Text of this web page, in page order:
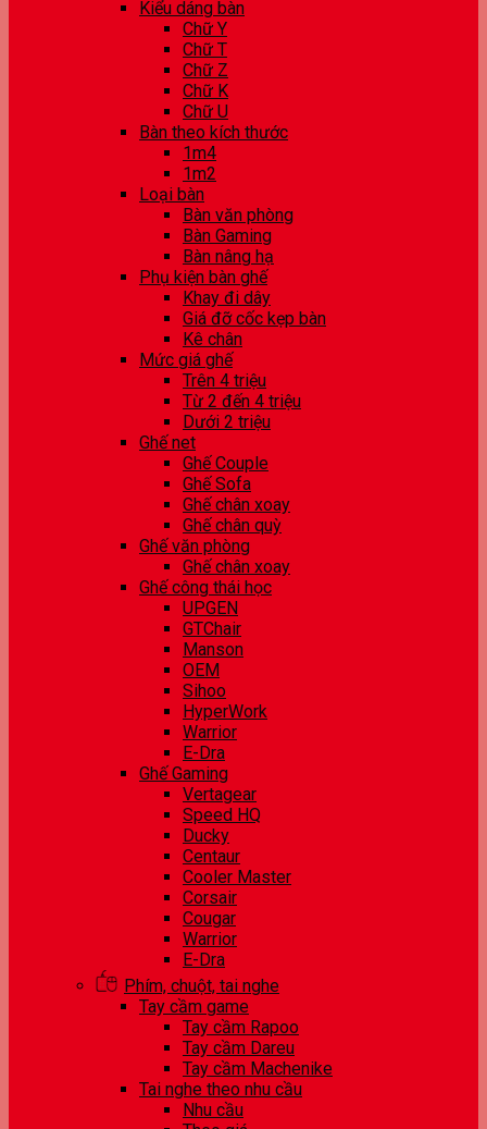
Kiểu dáng bàn
Chữ Y
Chữ T
Chữ Z
Chữ K
Chữ U
Bàn theo kích thước
1m4
1m2
Loại bàn
Bàn văn phòng
Bàn Gaming
Bàn nâng hạ
Phụ kiện bàn ghế
Khay đi dây
Giá đỡ cốc kẹp bàn
Kê chân
Mức giá ghế
Trên 4 triệu
Từ 2 đến 4 triệu
Dưới 2 triệu
Ghế net
Ghế Couple
Ghế Sofa
Ghế chân xoay
Ghế chân quỳ
Ghế văn phòng
Ghế chân xoay
Ghế công thái học
UPGEN
GTChair
Manson
OEM
Sihoo
HyperWork
Warrior
E-Dra
Ghế Gaming
Vertagear
Speed HQ
Ducky
Centaur
Cooler Master
Corsair
Cougar
Warrior
E-Dra
Phím, chuột, tai nghe
Tay cầm game
Tay cầm Rapoo
Tay cầm Dareu
Tay cầm Machenike
Tai nghe theo nhu cầu
Nhu cầu